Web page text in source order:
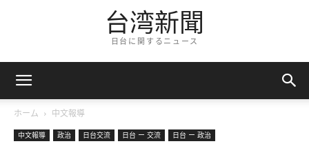
台湾新聞
日台に関するニュース
ホーム 中文報導
中文報導 政治 日台交流 日台 ー 交流 日台 ー 政治